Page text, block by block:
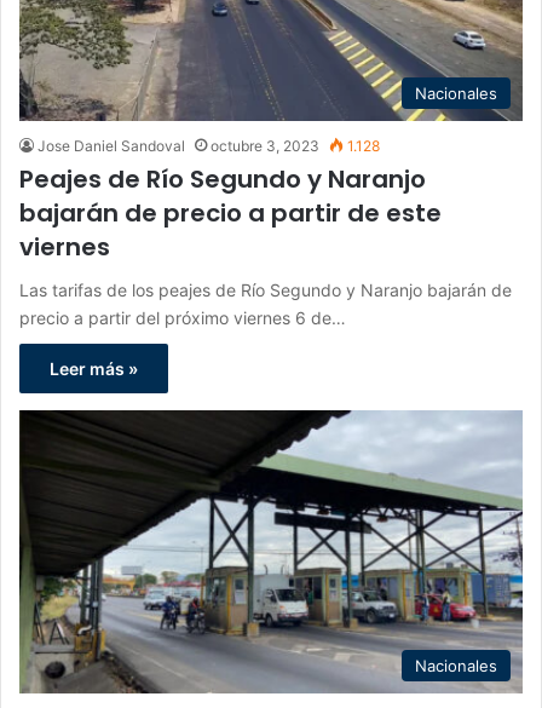
Nacionales
Jose Daniel Sandoval octubre 3, 2023 1.128
Peajes de Río Segundo y Naranjo
bajarán de precio a partir de este
viernes
Las tarifas de los peajes de Río Segundo y Naranjo bajarán de
precio a partir del próximo viernes 6 de…
Leer más »
Nacionales